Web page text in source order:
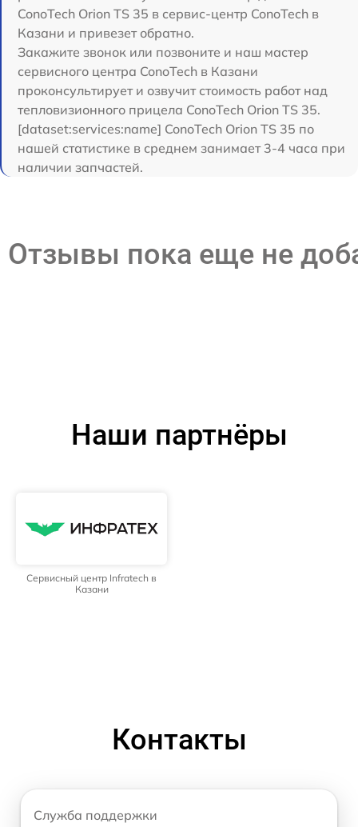
ConoTech Orion TS 35 в сервис-центр ConoTech в
Казани и привезет обратно.
Закажите звонок или позвоните и наш мастер
сервисного центра ConoTech в Казани
проконсультирует и озвучит стоимость работ над
тепловизионного прицела ConoTech Orion TS 35.
[dataset:services:name] ConoTech Orion TS 35 по
нашей статистике в среднем занимает 3-4 часа при
наличии запчастей.
Отзывы пока еще не
Наши партнёры
Сервисный центр Infratech в
Казани
Контакты
Служба поддержки